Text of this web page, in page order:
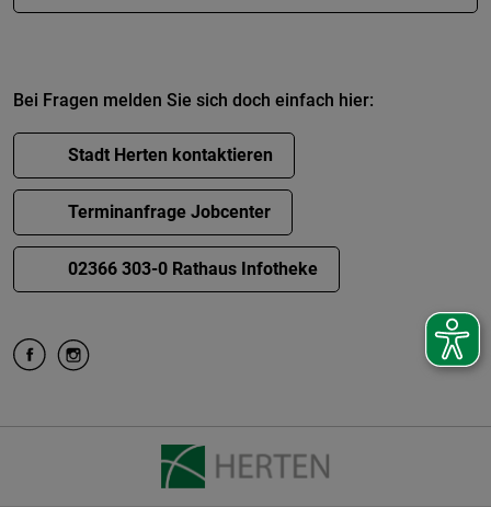
Bei Fragen melden Sie sich doch einfach hier:
Stadt Herten kontaktieren
Terminanfrage Jobcenter
02366 303-0 Rathaus Infotheke